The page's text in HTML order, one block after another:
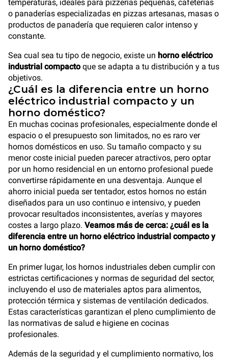
temperaturas, ideales para pizzerías pequeñas, cafeterías
o panaderías especializadas en pizzas artesanas, masas o
productos de panadería que requieren calor intenso y
constante.
Sea cual sea tu tipo de negocio, existe un horno eléctrico
industrial compactoque se adapta a tu distribución y a tus
objetivos.
¿Cuál es la diferencia entre un horno
eléctrico industrial compacto y un
horno doméstico?
En muchas cocinas profesionales, especialmente donde el
espacio o el presupuesto son limitados, no es raro ver
hornos domésticos en uso. Su tamaño compacto y su
menor coste inicial pueden parecer atractivos, pero optar
por un horno residencial en un entorno profesional puede
convertirse rápidamente en una desventaja. Aunque el
ahorro inicial pueda ser tentador, estos hornos no están
diseñados para un uso continuo e intensivo, y pueden
provocar resultados inconsistentes, averías y mayores
costes a largo plazo. Veamos más de cerca: ¿cuál es la
diferencia entre un horno eléctrico industrial compacto y
un horno doméstico?
En primer lugar, los hornos industriales deben cumplir con
estrictas certificaciones y normas de seguridad del sector,
incluyendo el uso de materiales aptos para alimentos,
protección térmica y sistemas de ventilación dedicados.
Estas características garantizan el pleno cumplimiento de
las normativas de salud e higiene en cocinas
profesionales.
Además de la seguridad y el cumplimiento normativo, los